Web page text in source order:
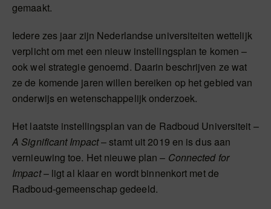
gemaakt.
Iedere zes jaar zijn Nederlandse universiteiten wettelijk
verplicht om met een nieuw instellingsplan te komen –
ook wel strategie genoemd. Daarin beschrijven ze wat
ze de komende jaren willen bereiken op het gebied van
onderwijs en wetenschappelijk onderzoek.
Het laatste instellingsplan van de Radboud Universiteit –
A Significant Impact– stamt uit 2019 en is dus aan
vernieuwing toe. Het nieuwe plan – Connected for
Impact– ligt al klaar en wordt binnenkort met de
Radboud-gemeenschap gedeeld.